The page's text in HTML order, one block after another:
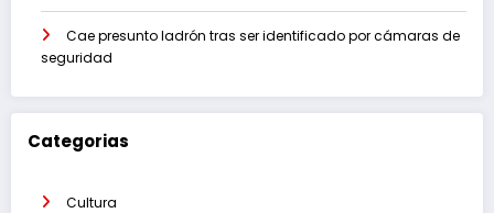
Cae presunto ladrón tras ser identificado por cámaras de
seguridad
Categorias
Cultura